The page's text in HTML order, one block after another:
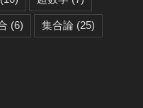
(6) 集合論 (25)